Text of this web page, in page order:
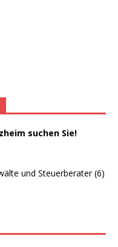
suchen Sie!
und Steuerberater (6)